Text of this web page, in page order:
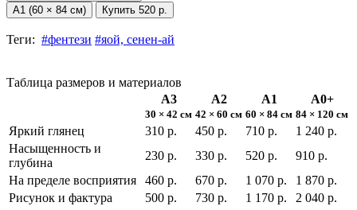
А1 (60 × 84 см) Купить 520 р.
Теги: #фентези #яой, сенен-ай
Таблица размеров и материалов
А3
30 × 42 см
А2
42 × 60 см
А1
60 × 84 см
А0+
84 × 120 см
Яркий глянец 310 р. 450 р. 710 р.
1 240 р.
Насыщенность и
глубина
230 р. 330 р. 520 р.
910 р.
На пределе восприятия
460 р. 670 р. 1 070 р.
1 870 р.
Рисунок и фактура
500 р. 730 р. 1 170 р. 2 040 р.